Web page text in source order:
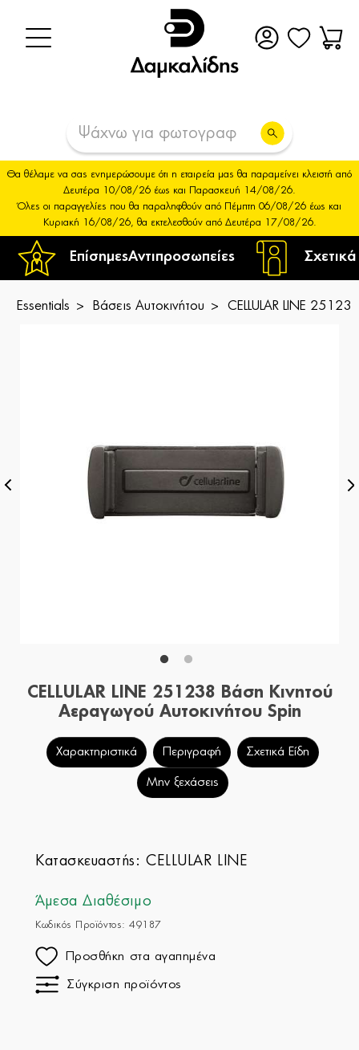
ΕπίσημεςΑντιπροσωπείες
Θα θέλαμε να σας ενημερώσουμε ότι η εταιρεία μας θα παραμείνει κλειστή από
Δευτέρα 10/08/26 έως και Παρασκευή 14/08/26.
Όλες οι παραγγελίες που θα παραληφθούν από Πέμπτη 06/08/26 έως και
Κυριακή 16/08/26, θα εκτελεσθούν από Δευτέρα 17/08/26.
Essentials Βάσεις Αυτοκινήτου CELLULAR LINE
CELLULAR LINE 251238 Βάση Κινητού
Αεραγωγού Αυτοκινήτου Spin
Χαρακτηριστικά Περιγραφή Σχετικά Είδη
Μην ξεχάσεις
Κατασκευαστής:CELLULAR LINE
Άμεσα Διαθέσιμο
Κωδικός Προϊόντος: 49187
Προσθήκη στα αγαπημένα
Σύγκριση προϊόντος